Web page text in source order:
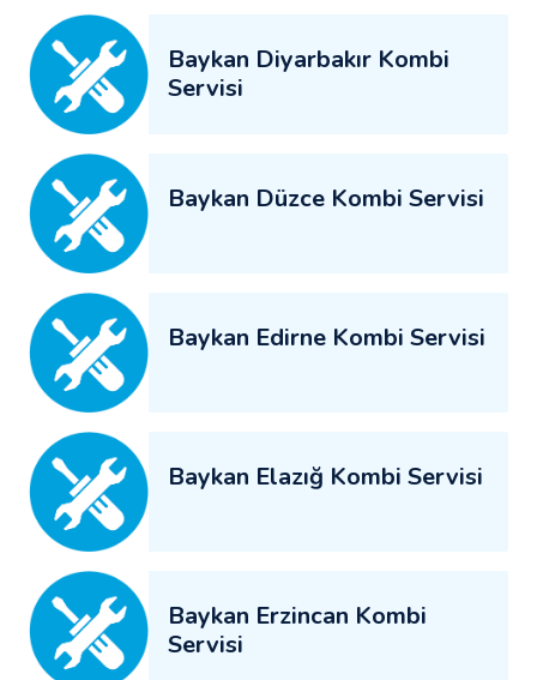
Baykan Diyarbakır Kombi
Servisi
Baykan Düzce Kombi Servisi
Baykan Edirne Kombi Servisi
Baykan Elazığ Kombi Servisi
Baykan Erzincan Kombi
Servisi